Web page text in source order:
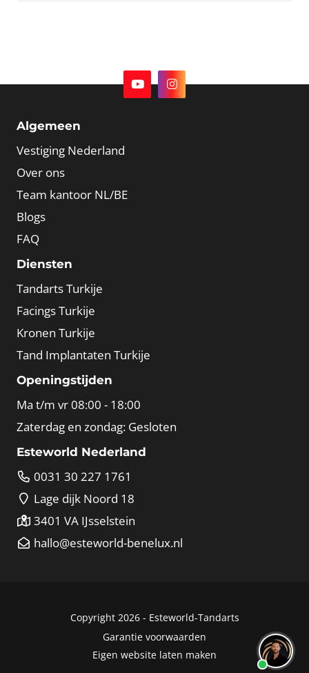
Algemeen
Vestiging Nederland
Over ons
Team kantoor NL/BE
Blogs
FAQ
Diensten
Tandarts Turkije
Facings Turkije
Kronen Turkije
Tand Implantaten Turkije
Openingstijden
Ma t/m vr 08:00 - 18:00
Zaterdag en zondag: Gesloten
Esteworld Nederland
0031 30 227 1761
Lage dijk Noord 18
3401 VA IJsselstein
hallo@esteworld-benelux.nl
Copyright 2026 - Esteworld-Tandarts
Garantie voorwaarden
Eigen website laten maken